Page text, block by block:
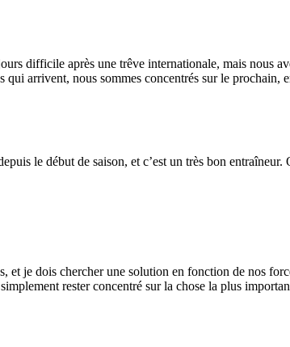
difficile après une trêve internationale, mais nous
arrivent, nous sommes concentrés sur le prochain,
le début de saison, et c’est un très bon
et je dois chercher une solution en fonction de nos
rester concentré sur la chose la plus